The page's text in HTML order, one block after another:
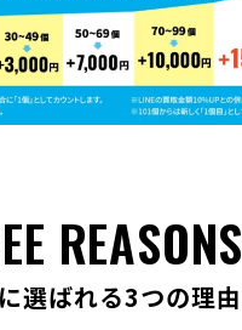
REASONS
選ばれる3つの理由